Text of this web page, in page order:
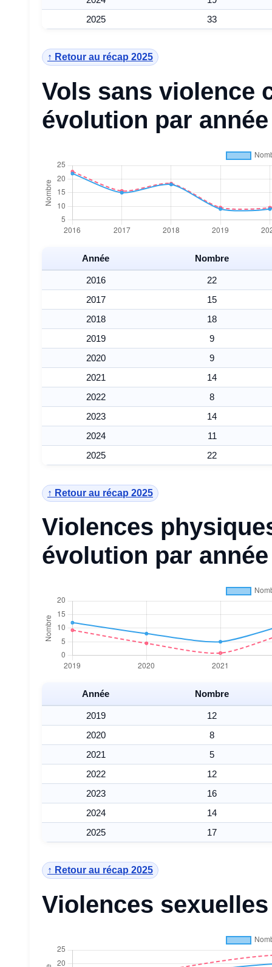
2025
33
↑ Retour au récap 2025
Vols sans violence
évolution par année
Année Nombre
2016
22
2017
15
2018
18
2019
9
2020
9
2021
14
2022
8
2023
14
2024
11
2025
22
↑ Retour au récap 2025
Violences
évolution par année
Année Nombre
2019
12
2020
8
2021
5
2022
12
2023
16
2024
14
2025
17
↑ Retour au récap 2025
Violences